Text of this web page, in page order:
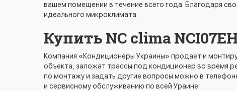
вашем помещении в течение всего года. Благодаря
идеального микроклимата.
Купить NC clima
Компания «Кондиционеры Украины» продает и
объекта, заложат трассы под кондиционер во время
по монтажу и задать другие вопросы можно в
и сервисному обслуживанию по всей Ураине.